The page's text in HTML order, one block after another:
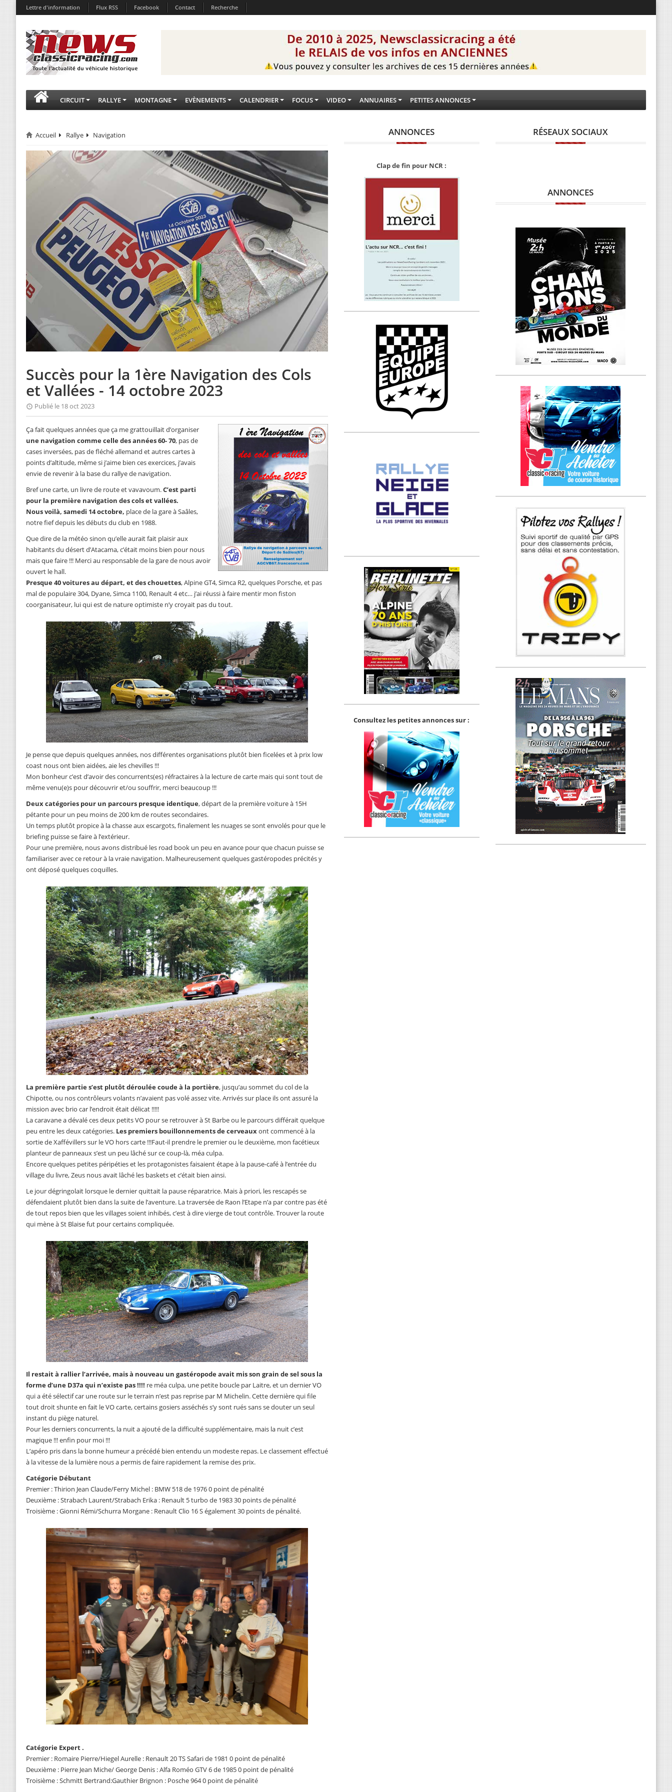
Lettre d'information Flux RSS Facebook Contact Recherche
CIRCUIT RALLYE MONTAGNE EVÈNEMENTS CALENDRIER FOCUS VIDEO ANNUAIRES PETITES ANNONCES
Accueil Rallye Navigation
Succès pour la 1ère Navigation des Cols
et Vallées - 14 octobre 2023
Publié le 18 oct 2023
Ça fait quelques années que ça me grattouillait d’organiser
une navigation comme celle des années 60- 70, pas de
cases inversées, pas de fléché allemand et autres cartes à
points d’altitude, même si j’aime bien ces exercices, j’avais
envie de revenir à la base du rallye de navigation.
Bref une carte, un livre de route et vavavoum.C’est parti
pour la première navigation des cols et vallées.
Nous voilà, samedi 14 octobre, place de la gare à Saâles,
notre fief depuis les débuts du club en 1988.
Que dire de la météo sinon qu’elle aurait fait plaisir aux
habitants du désert d’Atacama, c’était moins bien pour nous
mais que faire !!! Merci au responsable de la gare de nous avoir
ouvert le hall.
Presque 40 voitures au départ, et des chouettes, Alpine GT4, Simca R2, quelques Porsche, et pas
mal de populaire 304, Dyane, Simca 1100, Renault 4 etc… j’ai réussi à faire mentir mon fiston
coorganisateur, lui qui est de nature optimiste n’y croyait pas du tout.
Je pense que depuis quelques années, nos différentes organisations plutôt bien ficelées et à prix low
coast nous ont bien aidées, aie les chevilles !!!
Mon bonheur c’est d’avoir des concurrents(es) réfractaires à la lecture de carte mais qui sont tout de
même venu(e)s pour découvrir et/ou souffrir, merci beaucoup !!!
Deux catégories pour un parcours presque identique, départ de la première voiture à 15H
pétante pour un peu moins de 200 km de routes secondaires.
Un temps plutôt propice à la chasse aux escargots, finalement les nuages se sont envolés pour que le
briefing puisse se faire à l’extérieur.
Pour une première, nous avons distribué les road book un peu en avance pour que chacun puisse se
familiariser avec ce retour à la vraie navigation. Malheureusement quelques gastéropodes précités y
ont déposé quelques coquilles.
La première partie s’est plutôt déroulée coude à la portière, jusqu’au sommet du col de la
Chipotte, ou nos contrôleurs volants n’avaient pas volé assez vite. Arrivés sur place ils ont assuré la
mission avec brio car l’endroit était délicat !!!!!
La caravane a dévalé ces deux petits VO pour se retrouver à St Barbe ou le parcours différait quelque
peu entre les deux catégories. Les premiers bouillonnements de cerveauxont commencé à la
sortie de Xaffévillers sur le VO hors carte !!!Faut-il prendre le premier ou le deuxième, mon facétieux
planteur de panneaux s’est un peu lâché sur ce coup-là, méa culpa.
Encore quelques petites péripéties et les protagonistes faisaient étape à la pause-café à l’entrée du
village du livre, Zeus nous avait lâché les baskets et c’était bien ainsi.
Le jour dégringolait lorsque le dernier quittait la pause réparatrice. Mais à priori, les rescapés se
défendaient plutôt bien dans la suite de l’aventure. La traversée de Raon l’Etape n’a par contre pas été
de tout repos bien que les villages soient inhibés, c’est à dire vierge de tout contrôle. Trouver la route
qui mène à St Blaise fut pour certains compliquée.
Il restait à rallier l’arrivée, mais à nouveau un gastéropode avait mis son grain de sel sous la
forme d’une D37a qui n’existe pas !!!! re méa culpa, une petite boucle par Laitre, et un dernier VO
qui a été sélectif car une route sur le terrain n’est pas reprise par M Michelin. Cette dernière qui file
tout droit shunte en fait le VO carte, certains gosiers asséchés s’y sont rués sans se douter un seul
instant du piège naturel.
Pour les derniers concurrents, la nuit a ajouté de la difficulté supplémentaire, mais la nuit c’est
magique !!! enfin pour moi !!!
L’apéro pris dans la bonne humeur a précédé bien entendu un modeste repas. Le classement effectué
à la vitesse de la lumière nous a permis de faire rapidement la remise des prix.
Catégorie Débutant
Premier : Thirion Jean Claude/Ferry Michel : BMW 518 de 1976 0 point de pénalité
Deuxième : Strabach Laurent/Strabach Erika : Renault 5 turbo de 1983 30 points de pénalité
Troisième : Gionni Rémi/Schurra Morgane : Renault Clio 16 S également 30 points de pénalité.
Catégorie Expert .
Premier : Romaire Pierre/Hiegel Aurelle : Renault 20 TS Safari de 1981 0 point de pénalité
Deuxième : Pierre Jean Miche/ George Denis : Alfa Roméo GTV 6 de 1985 0 point de pénalité
Troisième : Schmitt Bertrand:Gauthier Brignon : Posche 964 0 point de pénalité
ANNONCES
Clap de fin pour NCR :
Consultez les petites annonces sur :
RÉSEAUX SOCIAUX
ANNONCES